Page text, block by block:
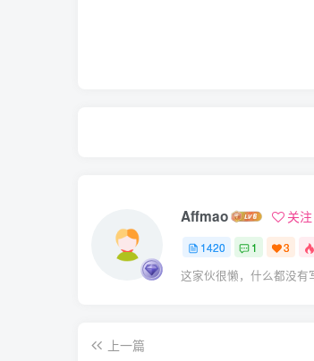
Affmao 关注
1420 1 3
这家伙很懒，什么都没有
上一篇